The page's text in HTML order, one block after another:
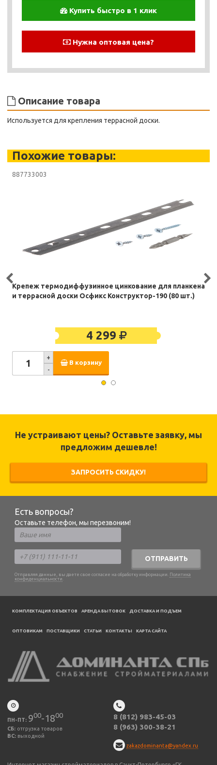
Купить быстро в 1 клик
Нужна оптовая цена?
Описание товара
Используется для крепления террасной доски.
Похожие товары:
887733003
Крепеж термодиффузинное цинкование для планкена
и террасной доски Осфикс Конструктор-190 (80 шт.)
4 299
+
-
В корзину
Не устраивают цены? Оставьте заявку, мы
предложим дешевле!
ЗАПРОСИТЬ СКИДКУ!
Есть вопросы?
Оставьте телефон, мы перезвоним!
ОТПРАВИТЬ
Отправляя данные, вы даете свое согласие на обработку информации. Политика
конфиденциальности .
КОМПЛЕКТАЦИЯ ОБЪЕКТОВ АРЕНДА БЫТОВОК ДОСТАВКА И ПОДЪЕМ
ОПТОВИКАМ ПОСТАВЩИКИ CТАТЬИ КОНТАКТЫ КАРТА САЙТА
ПН-ПТ: 900-1800
СБ: отгрузка товаров
ВС: выходной
8 (812) 983-45-03
8 (963) 300-38-21
zakazdominanta@yandex.ru